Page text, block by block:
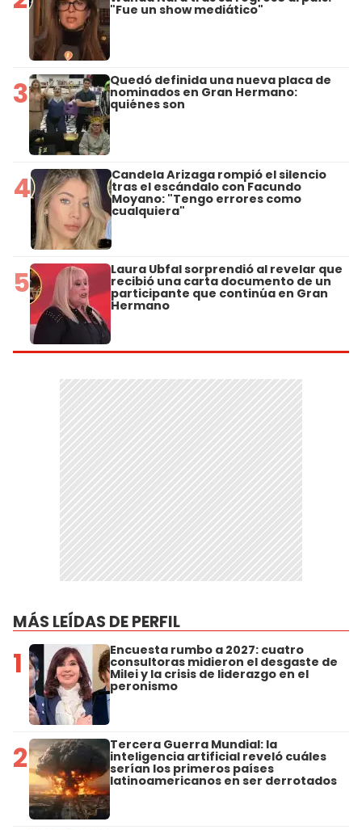
"Fue un show mediático"
3 Quedó definida una nueva placa de
nominados en Gran Hermano:
quiénes son
4 Candela Arizaga rompió el silencio
tras el escándalo con Facundo
Moyano: "Tengo errores como
cualquiera"
5 Laura Ubfal sorprendió al revelar que
recibió una carta documento de un
participante que continúa en Gran
Hermano
MÁS LEÍDAS DE PERFIL
1 Encuesta rumbo a 2027: cuatro
consultoras midieron el desgaste de
Milei y la crisis de liderazgo en el
peronismo
2 Tercera Guerra Mundial: la
inteligencia artificial reveló cuáles
serían los primeros países
latinoamericanos en ser derrotados